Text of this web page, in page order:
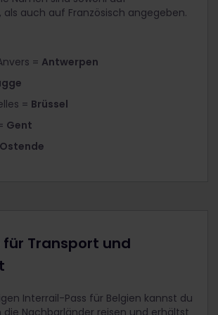
als auch auf Französisch angegeben.
= Antwerpen
= Brüssel
Gent
Ostende
Transport und
Interrail-Pass für Belgien kannst du
die Nachbarländer reisen und erhältst